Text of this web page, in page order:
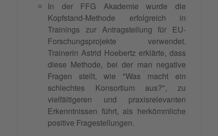
In der FFG Akademie wurde die
Kopfstand-Methode erfolgreich in
Trainings zur Antragstellung für EU-
Forschungsprojekte verwendet.
Trainerin Astrid Hoebertz erklärte, dass
diese Methode, bei der man negative
Fragen stellt, wie "Was macht ein
schlechtes Konsortium aus?", zu
vielfältigeren und praxisrelevanten
Erkenntnissen führt, als herkömmliche
positive Fragestellungen.